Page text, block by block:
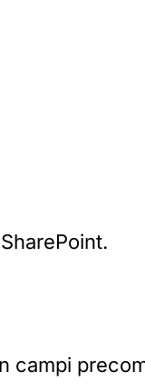
campi